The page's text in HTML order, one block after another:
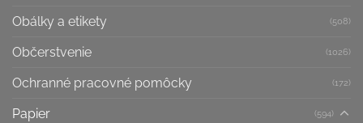
Obálky a etikety (508)
Občerstvenie (1026)
Ochranné pracovné pomôcky (172)
Papier (594)